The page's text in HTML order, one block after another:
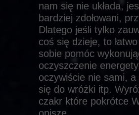
nam się nie układa,
bardziej zdołowani,
Dlatego jeśli tylko
coś się dzieje, to
sobie pomóc
oczyszczenie
oczywiście nie sami,
się do wróżki itp.
czakr które pokrótce